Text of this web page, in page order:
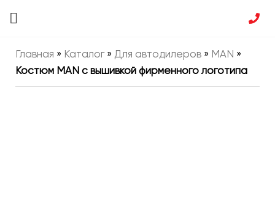
Главная » Каталог» Для автодилеров » MAN »
Костюм MAN с вышивкой фирменного логотипа